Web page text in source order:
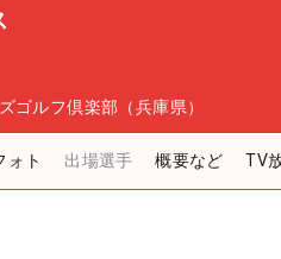
ゴルフ倶楽部（兵庫県）
ォト 出場選手 概要など TV